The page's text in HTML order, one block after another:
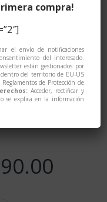
compra!
el envío de notificaciones
del interesado.
están gestionados por
del territorio de EU-US
de Protección de
Acceder, rectificar y
se explica en la información